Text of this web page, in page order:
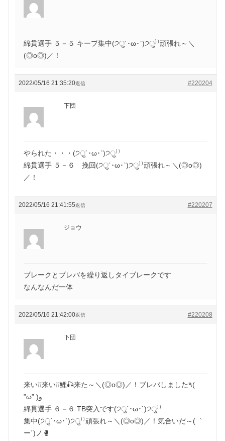
綿貫選手 ５－５ キープ集中(੭ु´･ω･`)੭ु⁾⁾頑張れ～＼
(◎o◎)／！
2022/05/16 21:35:20 #220204
返信
下団
やられた・・・(੭ु´･ω･`)੭ु⁾⁾
綿貫選手 ５－６ 挽回(੭ु´･ω･`)੭ु⁾⁾頑張れ～＼(◎o◎)
／！
2022/05/16 21:41:55 #220207
返信
ジョウ
ブレークとブレバを繰り返しタイブレークです
なんなんだ一体
2022/05/16 21:42:00 #220208
返信
下団
来い❕❕来い❕❕鯉🎣来た～＼(◎o◎)／！ブレバしました٩(
”ω” )و
綿貫選手 ６－６ TB突入です(੭ु´･ω･`)੭ु⁾⁾
集中(੭ु´･ω･`)੭ु⁾⁾頑張れ～＼(◎o◎)／！気合いだ～( ｀
ー´)ノ🥊